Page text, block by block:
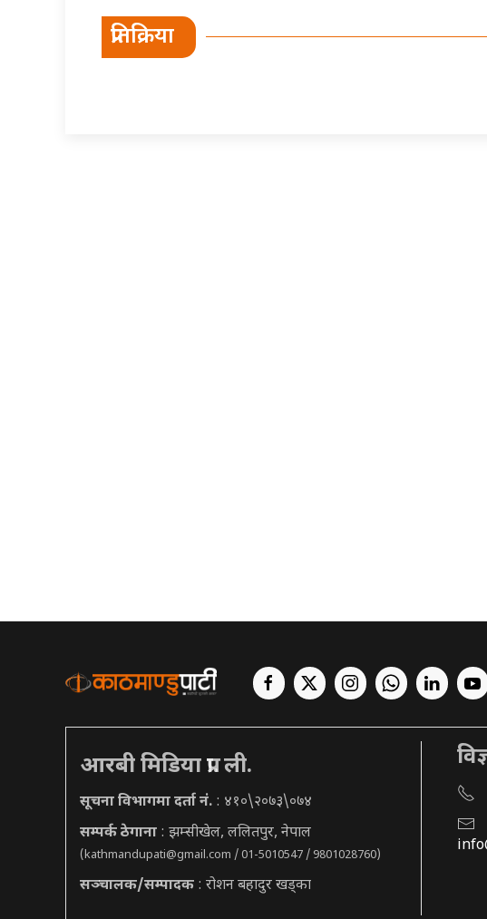
प्रतिक्रिया
आरबी मिडिया प्रा. ली.
सूचना विभागमा दर्ता नं. : ४१०\२०७३\०७४
सम्पर्क ठेगाना : झम्सीखेल, ललितपुर, नेपाल
(kathmandupati@gmail.com / 01-5010547 / 9801028760)
सञ्चालक/सम्पादक : रोशन बहादुर खड्का